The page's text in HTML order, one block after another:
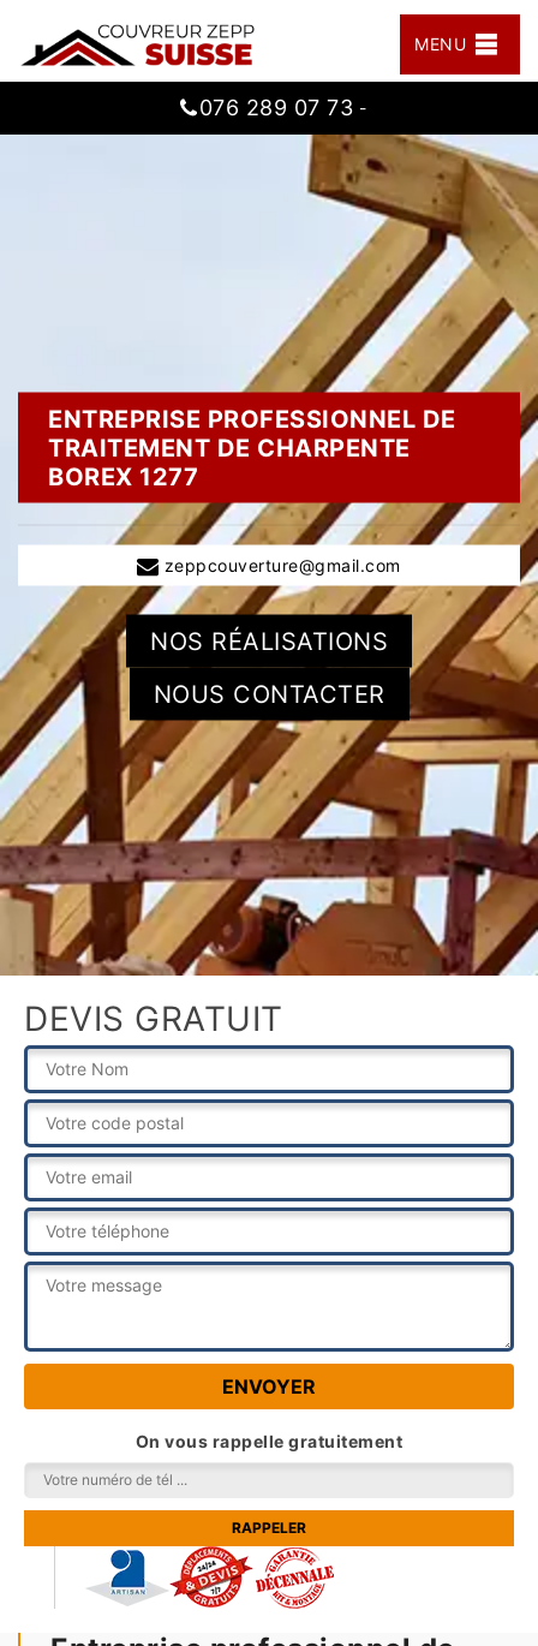
MENU
076 289 07 73 -
ENTREPRISE PROFESSIONNEL DE
TRAITEMENT DE CHARPENTE
BOREX 1277
zeppcouverture@gmail.com
NOS RÉALISATIONS
NOUS CONTACTER
DEVIS GRATUIT
On vous rappelle gratuitement